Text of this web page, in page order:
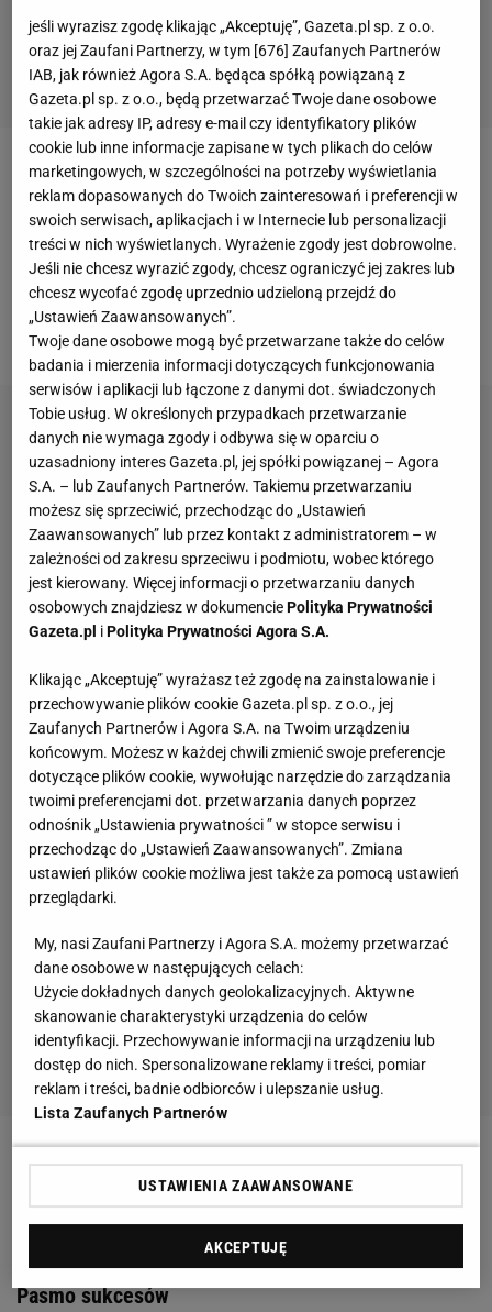
MAD Lions przemeblowało zupełnie skład CS:GO w
2021 roku. Hiszpańska organizacja pożegnała się w
końcówce 2020 roku z duńskim składem i
zdecydowała się na międzynarodowe zestawienie.
Zatrudniono m.in. dwóch Polaków – kubena na
stanowisko trenera oraz Filipa „tudsoN" Tudeva.
Zobacz wideoEsportowe abecadło. Poznaj
najważniejsze pojęcia w Counter Strike: Global
Offensive
Pasmo sukcesów
jeśli wyrazisz zgodę klikając „Akceptuję”, Gazeta.pl sp. z o.o.
oraz jej Zaufani Partnerzy, w tym [676] Zaufanych Partnerów
IAB, jak również Agora S.A. będąca spółką powiązaną z
Gazeta.pl sp. z o.o., będą przetwarzać Twoje dane osobowe
takie jak adresy IP, adresy e-mail czy identyfikatory plików
cookie lub inne informacje zapisane w tych plikach do celów
marketingowych, w szczególności na potrzeby wyświetlania
reklam dopasowanych do Twoich zainteresowań i preferencji w
swoich serwisach, aplikacjach i w Internecie lub personalizacji
treści w nich wyświetlanych. Wyrażenie zgody jest dobrowolne.
Jeśli nie chcesz wyrazić zgody, chcesz ograniczyć jej zakres lub
chcesz wycofać zgodę uprzednio udzieloną przejdź do
„Ustawień Zaawansowanych”.
Twoje dane osobowe mogą być przetwarzane także do celów
badania i mierzenia informacji dotyczących funkcjonowania
serwisów i aplikacji lub łączone z danymi dot. świadczonych
Tobie usług. W określonych przypadkach przetwarzanie
danych nie wymaga zgody i odbywa się w oparciu o
uzasadniony interes Gazeta.pl, jej spółki powiązanej – Agora
S.A. – lub Zaufanych Partnerów. Takiemu przetwarzaniu
możesz się sprzeciwić, przechodząc do „Ustawień
Zaawansowanych” lub przez kontakt z administratorem – w
zależności od zakresu sprzeciwu i podmiotu, wobec którego
jest kierowany. Więcej informacji o przetwarzaniu danych
osobowych znajdziesz w dokumenciePolityka Prywatności
Gazeta.pl iPolityka Prywatności Agora S.A.
Klikając „Akceptuję” wyrażasz też zgodę na zainstalowanie i
przechowywanie plików cookie Gazeta.pl sp. z o.o., jej
Zaufanych Partnerów i Agora S.A. na Twoim urządzeniu
końcowym. Możesz w każdej chwili zmienić swoje preferencje
dotyczące plików cookie, wywołując narzędzie do zarządzania
twoimi preferencjami dot. przetwarzania danych poprzez
odnośnik „Ustawienia prywatności ” w stopce serwisu i
przechodząc do „Ustawień Zaawansowanych”. Zmiana
ustawień plików cookie możliwa jest także za pomocą ustawień
przeglądarki.
My, nasi Zaufani Partnerzy i Agora S.A. możemy przetwarzać
dane osobowe w następujących celach:
Użycie dokładnych danych geolokalizacyjnych. Aktywne
skanowanie charakterystyki urządzenia do celów
identyfikacji. Przechowywanie informacji na urządzeniu lub
dostęp do nich. Spersonalizowane reklamy i treści, pomiar
reklam i treści, badnie odbiorców i ulepszanie usług.
Lista Zaufanych Partnerów
USTAWIENIA ZAAWANSOWANE
AKCEPTUJĘ